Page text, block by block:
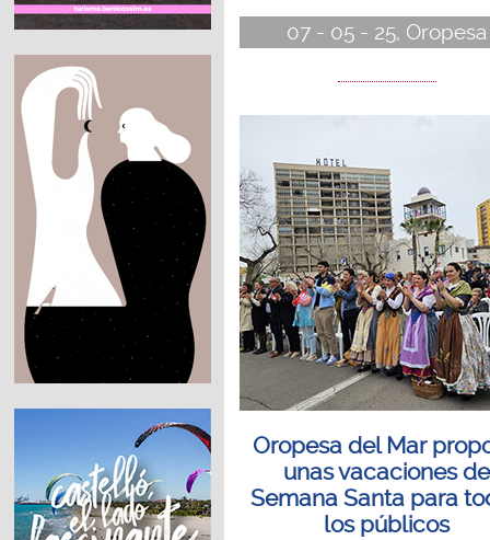
07 - 05 - 25, Oropesa
Oropesa del Mar
unas vacaciones de
Semana Santa para
los públicos